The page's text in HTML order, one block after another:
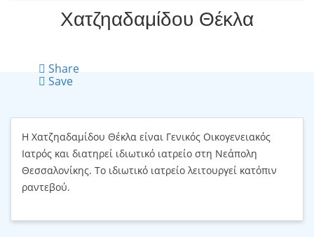
Χατζηαδαμίδου Θέκλα
Share
Save
Η Χατζηαδαμίδου Θέκλα είναι Γενικός Οικογενειακός
Ιατρός και διατηρεί ιδιωτικό ιατρείο στη Νεάπολη
Θεσσαλονίκης. Το ιδιωτικό ιατρείο λειτουργεί κατόπιν
ραντεβού.